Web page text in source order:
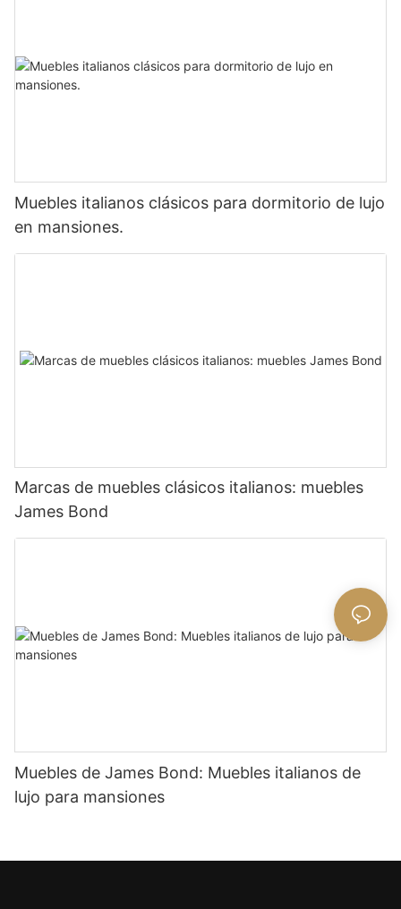
Muebles italianos clásicos para dormitorio de lujo
en mansiones.
Marcas de muebles clásicos italianos: muebles
James Bond
Muebles de James Bond: Muebles italianos de
lujo para mansiones